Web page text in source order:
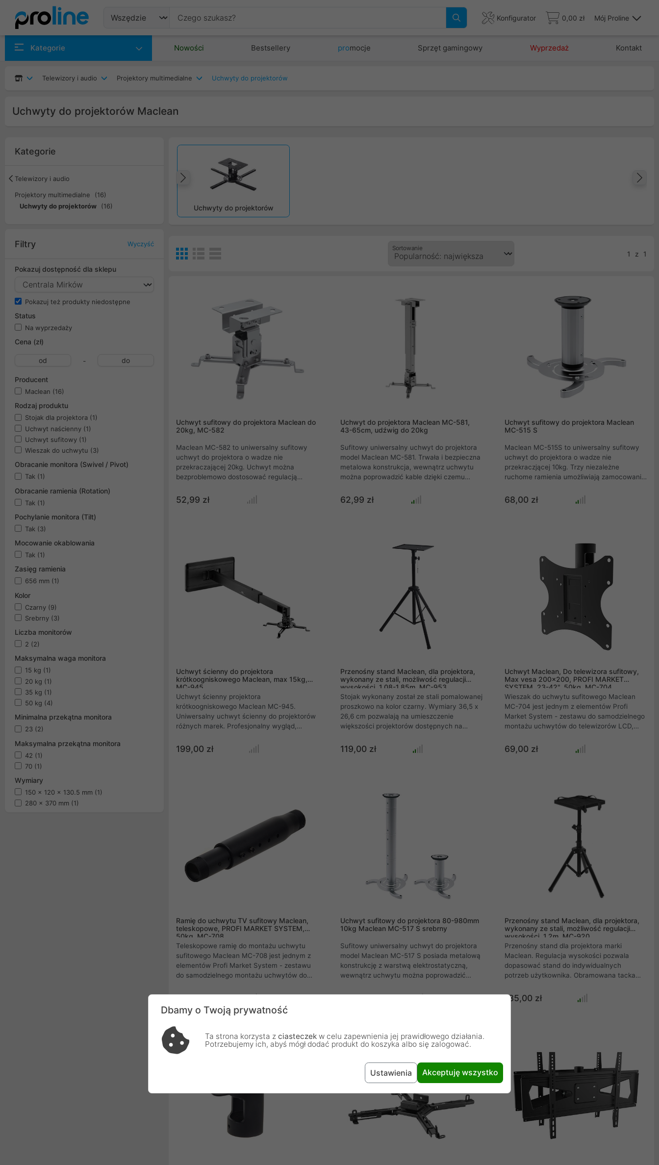
Konfigurator 0,00 zł Mój Proline
Kategorie Nowości Bestsellery promocje Sprzęt gamingowy Wyprzedaż Kontakt
Telewizory i audio Projektory multimedialne Uchwyty do projektorów
Uchwyty do projektorów Maclean
Kategorie
Telewizory i audio
Projektory multimedialne
(16)
Uchwyty do projektorów
(16)
Filtry Wyczyść
Pokazuj dostępność dla sklepu
Pokazuj też produkty niedostępne
Status
Na wyprzedaży
Cena (zł)
-
Producent
Maclean (16)
Rodzaj produktu
Stojak dla projektora (1)
Uchwyt naścienny (1)
Uchwyt sufitowy (1)
Wieszak do uchwytu (3)
Obracanie monitora (Swivel / Pivot)
Tak (1)
Obracanie ramienia (Rotation)
Tak (1)
Pochylanie monitora (Tilt)
Tak (3)
Mocowanie okablowania
Tak (1)
Zasięg ramienia
656 mm (1)
Kolor
Czarny (9)
Srebrny (3)
Liczba monitorów
2 (2)
Maksymalna waga monitora
15 kg (1)
20 kg (1)
35 kg (1)
50 kg (4)
Minimalna przekątna monitora
23 (2)
Maksymalna przekątna monitora
42 (1)
70 (1)
Wymiary
150 x 120 x 130.5 mm (1)
280 x 370 mm (1)
Uchwyty do projektorów
Poprzedni
Sortowanie
1 z 1
Uchwyt sufitowy do projektora Maclean do
20kg, MC-582
Maclean MC-582 to uniwersalny sufitowy
uchwyt do projektora o wadze nie
przekraczającej 20kg. Uchwyt można
bezproblemowo dostosować regulacją
zamontowaniu wysokość od sufitu wynosi ok
120mm. Całość jest wykonana z materiałów
52,99 zł
Uchwyt do projektora Maclean MC-581,
43-65cm, udźwig do 20kg
Sufitowy uniwersalny uchwyt do projektora
model Maclean MC-581. Trwała i bezpieczna
metalowa konstrukcja, wewnątrz uchwytu
można poprowadzić kable dzięki czemu
niezależne ruchome ramienia umożliwiają
zamocowanie dowolnego projektora. Bardzo
62,99 zł
Uchwyt sufitowy do projektora Maclean
MC-515 S
Maclean MC-515S to uniwersalny sufitowy
uchwyt do projektora o wadze nie
przekraczjącej 10kg. Trzy niezależne
ruchome ramienia umożliwiają zamocowanie
wykonania, Solidna, metalowa konstrukcja.
Kolor srebrny. Regulacja obrotu (360 stopni)
68,00 zł
Uchwyt ścienny do projektora
krótkoogniskowego Maclean, max 15kg,
MC-945
Uchwyt ścienny projektora
krótkoogniskowego Maclean MC-945.
Uniwersalny uchwyt ścienny do projektorów
różnych marek. Profesjonalny wygląd,
nadaje się do stosowania z projektorami
krótkoogniskowymi. Płynna regulacja
199,00 zł
Przenośny stand Maclean, dla projektora,
wykonany ze stali, możliwość regulacji
wysokości, 1,08-1,85m, MC-953
Stojak wykonany został ze stali pomalowanej
proszkowo na kolor czarny. Wymiary 36,5 x
26,6 cm pozwalają na umieszczenie
większości projektorów dostępnych na
marek, tj: BenQ, Epson, Acer, Overmax, NEC,
119,00 zł
Uchwyt Maclean, Do telewizora sufitowy,
Max vesa 200x200, PROFI MARKET
SYSTEM, 23-42", 50kg, MC-704
Wieszak do uchwytu sufitowego Maclean
MC-704 jest jednym z elementów Profi
Market System - zestawu do samodzielnego
montażu uchwytów do telewizorów LCD,
marek .
69,00 zł
Ramię do uchwytu TV sufitowy Maclean,
teleskopowe, PROFI MARKET SYSTEM,
50kg, MC-708
Teleskopowe ramię do montażu uchwytu
sufitowego Maclean MC-708 jest jednym z
elementów Profi Market System - zestawu
do samodzielnego montażu uchwytów do
monitorów różnych marek .
79,00 zł
Uchwyt sufitowy do projektora 80-980mm
10kg Maclean MC-517 S srebrny
Sufitowy uniwersalny uchwyt do projektora
model Maclean MC-517 S posiada metalową
konstrukcję z warstwą elektrostatyczną,
wewnątrz uchwytu można poprowadzić
estetycznie .
139,00 zł
Przenośny stand Maclean, dla projektora,
wykonany ze stali, możliwość regulacji
wysokości, 1,2m, MC-920
Przenośny stand dla projektora marki
Maclean. Regulacja wysokości pozwala
dopasować stand do indywidualnych
potrzeb użytkownika. Obramowana tacka
dodatkowo można zabezpieczyć pasami na
rzepy. Idealne rozwiązanie do prezentacji
185,00 zł
Dbamy o Twoją prywatność
Ta strona korzysta z ciasteczek w celu zapewnienia jej prawidłowego działania.
Potrzebujemy ich, abyś mógł dodać produkt do koszyka albo się zalogować.
Ustawienia Akceptuję wszystko